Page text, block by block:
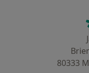
80333